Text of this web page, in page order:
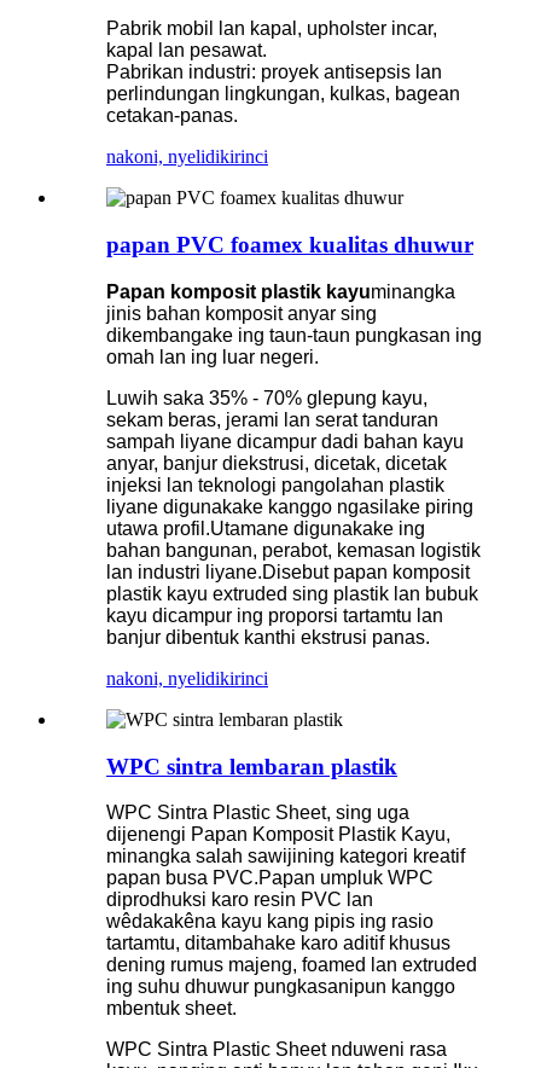
Pabrik mobil lan kapal, upholster incar,
kapal lan pesawat.
Pabrikan industri: proyek antisepsis lan
perlindungan lingkungan, kulkas, bagean
cetakan-panas.
nakoni, nyelidikirinci
papan PVC foamex kualitas dhuwur
Papan komposit plastik kayuminangka
jinis bahan komposit anyar sing
dikembangake ing taun-taun pungkasan ing
omah lan ing luar negeri.
Luwih saka 35% - 70% glepung kayu,
sekam beras, jerami lan serat tanduran
sampah liyane dicampur dadi bahan kayu
anyar, banjur diekstrusi, dicetak, dicetak
injeksi lan teknologi pangolahan plastik
liyane digunakake kanggo ngasilake piring
utawa profil.Utamane digunakake ing
bahan bangunan, perabot, kemasan logistik
lan industri liyane.Disebut papan komposit
plastik kayu extruded sing plastik lan bubuk
kayu dicampur ing proporsi tartamtu lan
banjur dibentuk kanthi ekstrusi panas.
nakoni, nyelidikirinci
WPC sintra lembaran plastik
WPC Sintra Plastic Sheet, sing uga
dijenengi Papan Komposit Plastik Kayu,
minangka salah sawijining kategori kreatif
papan busa PVC.Papan umpluk WPC
diprodhuksi karo resin PVC lan
wêdakakêna kayu kang pipis ing rasio
tartamtu, ditambahake karo aditif khusus
dening rumus majeng, foamed lan extruded
ing suhu dhuwur pungkasanipun kanggo
mbentuk sheet.
WPC Sintra Plastic Sheet nduweni rasa